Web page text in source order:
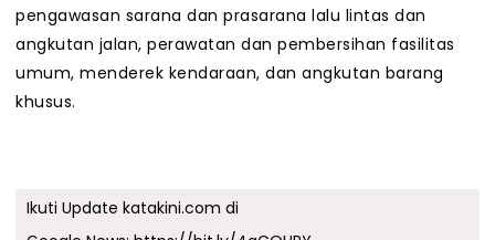
pengawasan sarana dan prasarana lalu lintas dan
angkutan jalan, perawatan dan pembersihan fasilitas
umum, menderek kendaraan, dan angkutan barang
khusus.
Ikuti Update katakini.com di